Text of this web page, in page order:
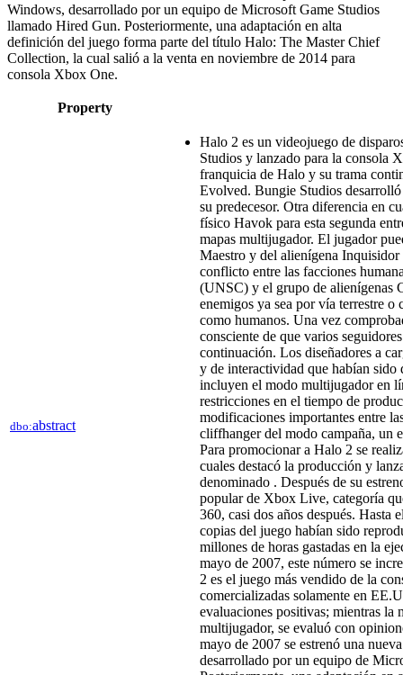
Windows, desarrollado por un equipo de Microsoft Game Studios
llamado Hired Gun.​ Posteriormente, una adaptación en alta
definición del juego forma parte del título Halo: The Master Chief
Collection, la cual salió a la venta en noviembre de 2014 para
consola Xbox One.​
Property
dbo:abstract
Halo 2 es un videojuego de
Studios y lanzado para la consola
franquicia de Halo y su trama
Evolved. Bungie Studios
su predecesor. Otra diferencia en
físico Havok para esta segunda
mapas multijugador. El jugador
Maestro y del alienígena
conflicto entre las facciones
(UNSC) y el grupo de alienígenas
enemigos ya sea por vía terrestre o
como humanos.​ Una vez
consciente de que varios
continuación. Los diseñadores a
y de interactividad que habían sido
incluyen el modo multijugador en
restricciones en el tiempo de
modificaciones importantes entre
cliffhanger del modo campaña, un
Para promocionar a Halo 2 se
cuales destacó la producción y
denominado . Después de su
popular de Xbox Live,​ categoría
360, casi dos años después.​​ Hasta
copias del juego habían sido
millones de horas gastadas en la
mayo de 2007, este número se
2 es el juego más vendido de la
comercializadas solamente en
evaluaciones positivas; mientras la
multijugador, se evaluó con
mayo de 2007 se estrenó una
desarrollado por un equipo de